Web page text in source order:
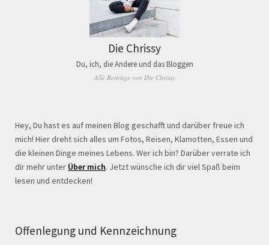
Die Chrissy
Du, ich, die Andere und das Bloggen
Alle Beiträge von Die Chrissy
Hey, Du hast es auf meinen Blog geschafft und darüber freue ich
mich! Hier dreht sich alles um Fotos, Reisen, Klamotten, Essen und
die kleinen Dinge meines Lebens. Wer ich bin? Darüber verrate ich
dir mehr unter Über mich. Jetzt wünsche ich dir viel Spaß beim
lesen und entdecken!
Offenlegung und Kennzeichnung